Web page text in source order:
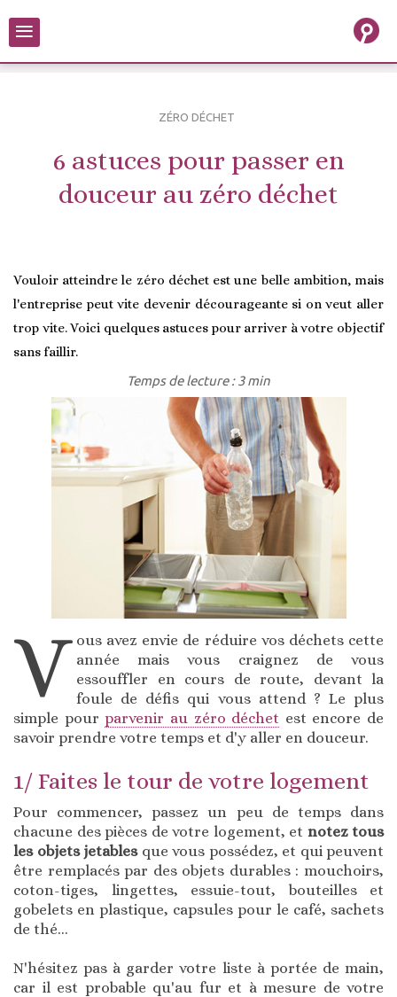
≡
ZÉRO DÉCHET
6 astuces pour passer en
douceur au zéro déchet
Vouloir atteindre le zéro déchet est une belle ambition, mais
l'entreprise peut vite devenir décourageante si on veut aller
trop vite. Voici quelques astuces pour arriver à votre objectif
sans faillir.
Temps de lecture : 3 min
V ous avez envie de réduire vos déchets cette
année mais vous craignez de vous
essouffler en cours de route, devant la
foule de défis qui vous attend ? Le plus
simple pourparvenir au zéro déchet est encore de
savoir prendre votre temps et d'y aller en douceur.
1/ Faites le tour de votre logement
Pour commencer, passez un peu de temps dans
chacune des pièces de votre logement, et notez tous
les objets jetablesque vous possédez, et qui peuvent
être remplacés par des objets durables : mouchoirs,
coton-tiges, lingettes, essuie-tout, bouteilles et
gobelets en plastique, capsules pour le café, sachets
de thé...
N'hésitez pas à garder votre liste à portée de main,
car il est probable qu'au fur et à mesure de votre